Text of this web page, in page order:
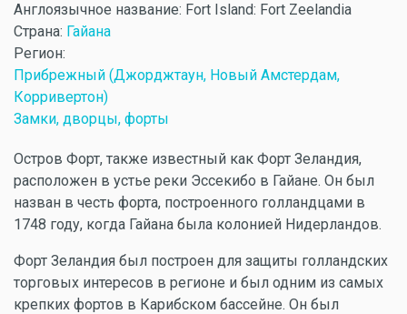
Англоязычное название: Fort Island: Fort Zeelandia
Страна: Гайана
Регион:
Прибрежный (Джорджтаун, Новый Амстердам,
Корривертон)
Замки, дворцы, форты
Остров Форт, также известный как Форт Зеландия,
расположен в устье реки Эссекибо в Гайане. Он был
назван в честь форта, построенного голландцами в
1748 году, когда Гайана была колонией Нидерландов.
Форт Зеландия был построен для защиты голландских
торговых интересов в регионе и был одним из самых
крепких фортов в Карибском бассейне. Он был